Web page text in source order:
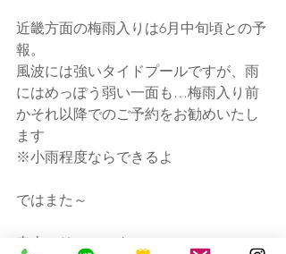
近畿方面の梅雨入りは6月中旬頃との予
報。
風波には強いタイドプールですが、雨
にはめっぽう弱い一面も…梅雨入り前
かそれ以降でのご予約をお勧めいたし
ます
※小雨程度ならできるよ
ではまた～
串本マリンセンター